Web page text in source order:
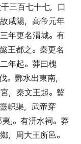
三百七十七， 口
故咸陽， 高帝元年
年更名渭城。 有
懿王都之。 秦更名
年起。 莽曰槐
。 酆水出東南，
， 秦文王起。 盩
靈軹渠， 武帝穿
夷」。 有汧水祠。 莽
， 周大王所邑。